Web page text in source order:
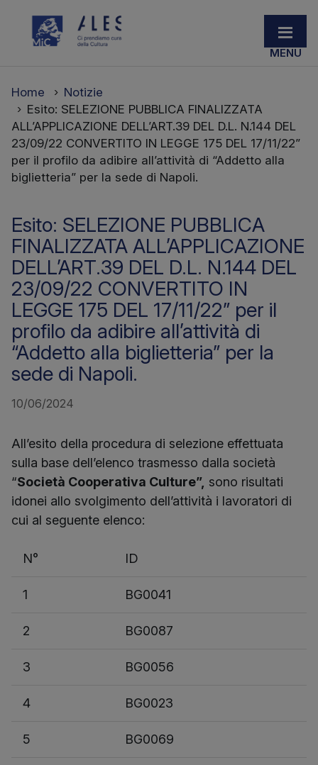
Home
Notizie
Esito: SELEZIONE PUBBLICA FINALIZZATA
ALL’APPLICAZIONE DELL’ART.39 DEL D.L. N.144 DEL
23/09/22 CONVERTITO IN LEGGE 175 DEL 17/11/22”
per il profilo da adibire all’attività di “Addetto alla
biglietteria” per la sede di Napoli.
Esito: SELEZIONE PUBBLICA
FINALIZZATA ALL’APPLICAZIONE
DELL’ART.39 DEL D.L. N.144 DEL
23/09/22 CONVERTITO IN
LEGGE 175 DEL 17/11/22” per il
profilo da adibire all’attività di
“Addetto alla biglietteria” per la
sede di Napoli.
10/06/2024
All’esito della procedura di selezione effettuata
sulla base dell’elenco trasmesso dalla società
“Società Cooperativa Culture”, sono risultati
idonei allo svolgimento dell’attività i lavoratori di
cui al seguente elenco:
N° ID
1 BG0041
2 BG0087
3 BG0056
4 BG0023
5 BG0069